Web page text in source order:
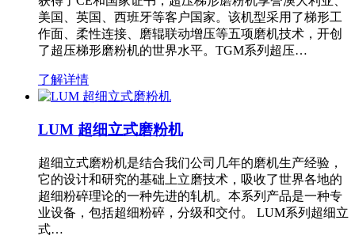
美国、英国、西班牙等客户国家。该机型采用了梯形工
作面、柔性连接、磨辊联动增压等五项磨机技术，开创
了超压梯形磨粉机的世界水平。TGM系列超压…
了解详情
LUM 超细立式磨粉机
超细立式磨粉机是结合我们公司几年的磨机生产经验，
它的设计和研究的基础上立磨技术，吸收了世界各地的
超细粉碎理论的一种先进的轧机。本系列产品是一种专
业设备，包括超细粉碎，分级和交付。 LUM系列超细立
式…